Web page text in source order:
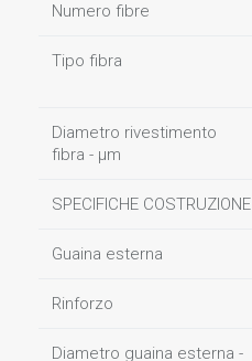
Numero fibre
Tipo fibra
Diametro rivestimento
fibra - µm
SPECIFICHE COSTRUZIONE
Guaina esterna
Rinforzo
Diametro guaina esterna -